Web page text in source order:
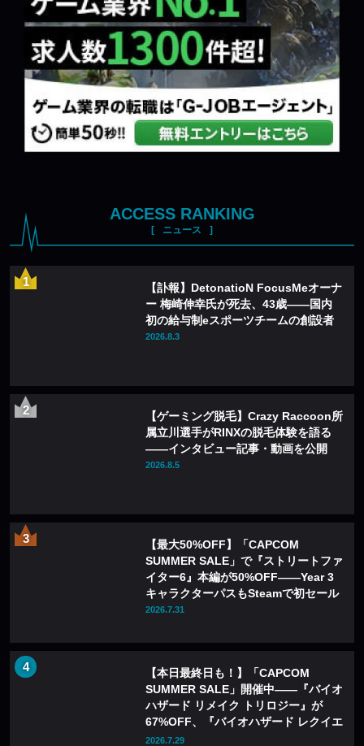
ACCESS RANKING
ニュース
【訃報】DetonatioN FocusMeオーナ
ー 梅崎伸幸氏が死去、43歳——国内
初の給与制eスポーツチームの創設者
2026.8.3
【ゲーミング脱毛】Crazy Raccoon所
属立川選手がRINXの脱毛体験を語る
——インタビュー記事・動画を公開
2026.8.5
【最大50%OFF】「CAPCOM
SUMMER SALE」で『ストリートファ
イター6』本編が50%OFF——Year 3
キャラクターパスもSteamで初セール
2026.7.31
【本日最終日も！】「CAPCOM
SUMMER SALE」開催中——『バイオ
ハザード リメイク トリロジー』が
67%OFF、『バイオハザード レクイエ
ム』も20%OFFに
2026.7.29